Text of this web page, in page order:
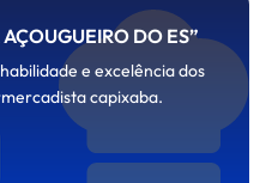
DO ES”
e excelência dos
capixaba.